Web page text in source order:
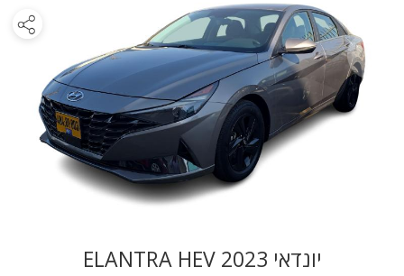
יונדאי ELANTRA HEV 2023